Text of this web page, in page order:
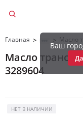
Ваш
Главная > > Масло
Масло
3289604
НЕТ В НАЛИЧИИ